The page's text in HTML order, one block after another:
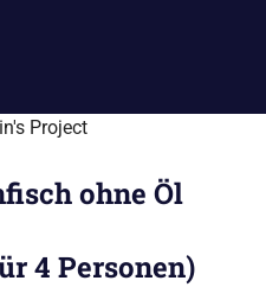
ohne Öl
4 Personen)